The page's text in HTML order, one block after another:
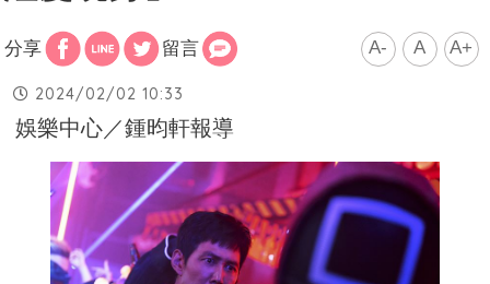
分享 留言 A- A A+
2024/02/02 10:33
娛樂中心／鍾昀軒報導